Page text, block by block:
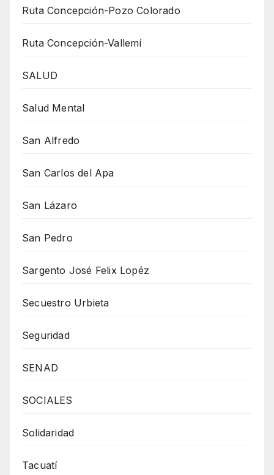
Ruta Concepción-Pozo Colorado
Ruta Concepción-Vallemí
SALUD
Salud Mental
San Alfredo
San Carlos del Apa
San Lázaro
San Pedro
Sargento José Felix Lopéz
Secuestro Urbieta
Seguridad
SENAD
SOCIALES
Solidaridad
Tacuatí